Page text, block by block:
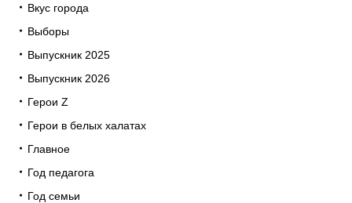
Вкус города
Выборы
Выпускник 2025
Выпускник 2026
Герои Z
Герои в белых халатах
Главное
Год педагога
Год семьи